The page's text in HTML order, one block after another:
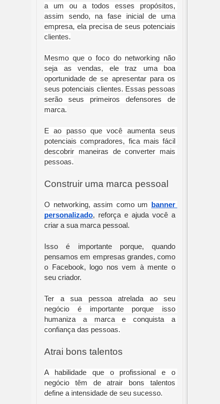
a um ou a todos esses propósitos,
assim sendo, na fase inicial de uma
empresa, ela precisa de seus potenciais
clientes.
Mesmo que o foco do networking não
seja as vendas, ele traz uma boa
oportunidade de se apresentar para os
seus potenciais clientes. Essas pessoas
serão seus primeiros defensores de
marca.
E ao passo que você aumenta seus
potenciais compradores, fica mais fácil
descobrir maneiras de converter mais
pessoas.
Construir uma marca pessoal
O networking, assim como um
banner
personalizado, reforça e ajuda você a
criar a sua marca pessoal.
Isso é importante porque, quando
pensamos em empresas grandes, como
o Facebook, logo nos vem à mente o
seu criador.
Ter a sua pessoa atrelada ao seu
negócio é importante porque isso
humaniza a marca e conquista a
confiança das pessoas.
Atrai bons talentos
A habilidade que o profissional e o
negócio têm de atrair bons talentos
define a intensidade de seu sucesso.